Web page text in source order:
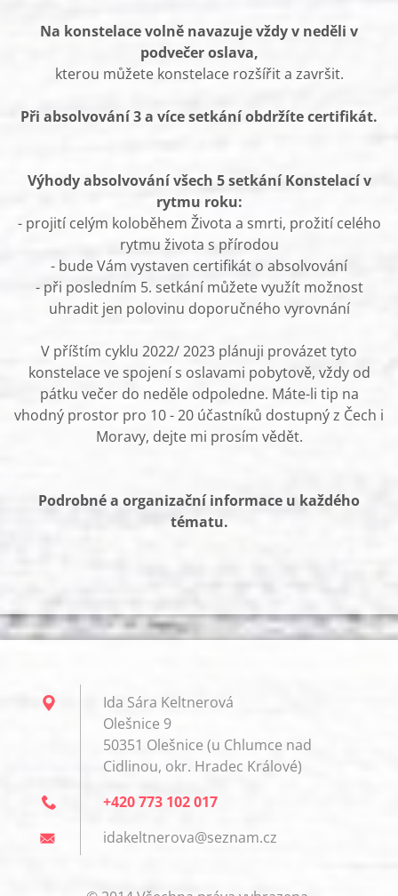
Na konstelace volně navazuje vždy v neděli v
podvečer oslava,
kterou můžete konstelace rozšířit a završit.
Při absolvování 3 a více setkání obdržíte certifikát.
Výhody absolvování všech 5 setkání Konstelací v
rytmu roku:
- projití celým koloběhem Života a smrti, prožití celého
rytmu života s přírodou
- bude Vám vystaven certifikát o absolvování
- při posledním 5. setkání můžete využít možnost
uhradit jen polovinu doporučného vyrovnání
V příštím cyklu 2022/ 2023 plánuji provázet tyto
konstelace ve spojení s oslavami pobytově, vždy od
pátku večer do neděle odpoledne. Máte-li tip na
vhodný prostor pro 10 - 20 účastníků dostupný z Čech i
Moravy, dejte mi prosím vědět.
Podrobné a organizační informace u každého
tématu.
Ida Sára Keltnerová
Olešnice 9
50351 Olešnice (u Chlumce nad
Cidlinou, okr. Hradec Králové)
+420 773 102 017
idakeltnerova@seznam.cz